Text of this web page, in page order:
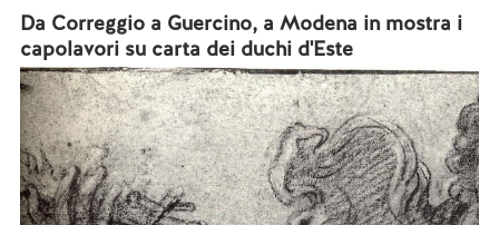
Da Correggio a Guercino, a Modena in mostra i
capolavori su carta dei duchi d'Este